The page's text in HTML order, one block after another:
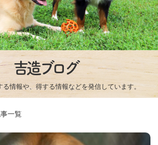
吉造ブログ
情報や、得する情報などを発信しています。
一覧